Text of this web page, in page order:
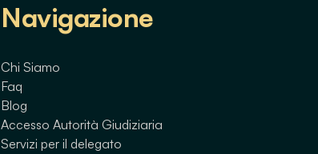
Navigazione
Chi Siamo
Faq
Blog
Accesso Autorità Giudiziaria
Servizi per il delegato